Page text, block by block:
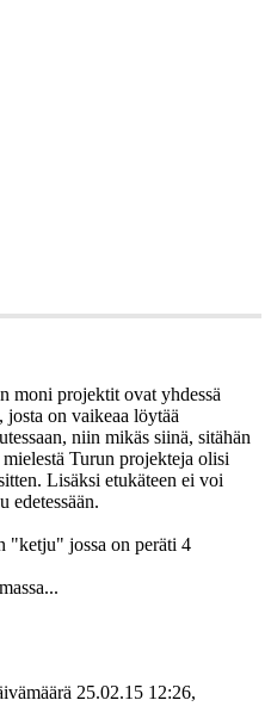
moni projektit ovat yhdessä
josta on vaikeaa löytää
niin mikäs siinä, sitähän
Turun projekteja olisi
Lisäksi etukäteen ei voi
edetessään.
"ketju" jossa on peräti 4
25.02.15 12:26,